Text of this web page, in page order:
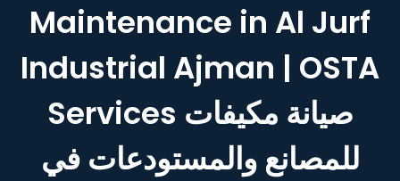
Maintenance in Al Jurf
Industrial Ajman | OSTA
Services صيانة مكيفات
للمصانع والمستودعات في